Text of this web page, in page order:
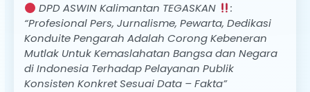
DPD ASWIN Kalimantan TEGASKAN
:
“Profesional Pers, Jurnalisme, Pewarta, Dedikasi
Konduite Pengarah Adalah Corong Kebeneran
Mutlak Untuk Kemaslahatan Bangsa dan Negara
di Indonesia Terhadap Pelayanan Publik
Konsisten Konkret Sesuai Data – Fakta”